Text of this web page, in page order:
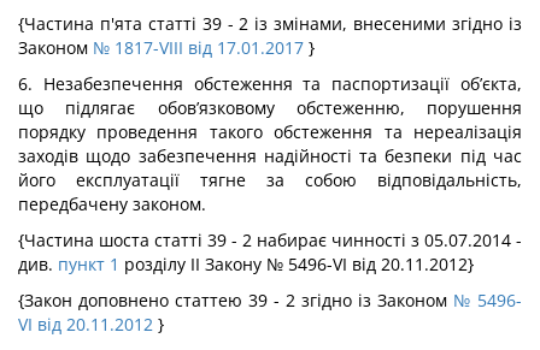
{Частина п'ята статті 39 - 2 із змінами, внесеними згідно із
Законом № 1817-VIII від 17.01.2017 }
6. Незабезпечення обстеження та паспортизації об’єкта,
що підлягає обов’язковому обстеженню, порушення
порядку проведення такого обстеження та нереалізація
заходів щодо забезпечення надійності та безпеки під час
його експлуатації тягне за собою відповідальність,
передбачену законом.
{Частина шоста статті 39 - 2 набирає чинності з 05.07.2014 -
див. пункт 1 розділу II Закону № 5496-VI від 20.11.2012}
{Закон доповнено статтею 39 - 2 згідно із Законом № 5496-
VI від 20.11.2012 }